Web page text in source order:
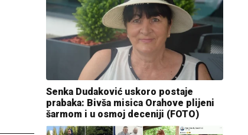
Senka Dudaković uskoro postaje
prabaka: Bivša misica Orahove plijeni
šarmom i u osmoj deceniji (FOTO)